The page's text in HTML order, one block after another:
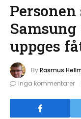
uppges
ByRasmus
Inga kommentarer